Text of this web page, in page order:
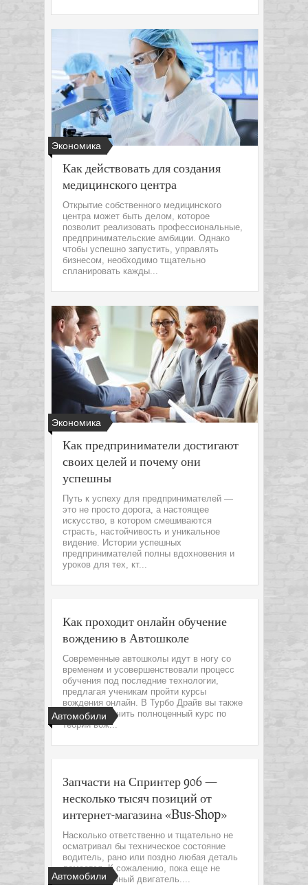
Экономика
Как действовать для создания
медицинского центра
Открытие собственного медицинского
центра может быть делом, которое
позволит реализовать профессиональные,
предпринимательские амбиции. Однако
чтобы успешно запустить, управлять
бизнесом, необходимо тщательно
спланировать кажды...
Экономика
Как предприниматели достигают
своих целей и почему они
успешны
Путь к успеху для предпринимателей —
это не просто дорога, а настоящее
искусство, в котором смешиваются
страсть, настойчивость и уникальное
видение. Истории успешных
предпринимателей полны вдохновения и
уроков для тех, кт...
Автомобили
Как проходит онлайн обучение
вождению в Автошколе
Современные автошколы идут в ногу со
временем и усовершенствовали процесс
обучения под последние технологии,
предлагая ученикам пройти курсы
вождения онлайн. В Турбо Драйв вы также
можете получить полноценный курс по
теории вож...
Автомобили
Запчасти на Спринтер 906 —
несколько тысяч позиций от
интернет-магазина «Bus-Shop»
Насколько ответственно и тщательно не
осматривал бы техническое состояние
водитель, рано или поздно любая деталь
ломается. К сожалению, пока еще не
изобрели вечный двигатель....